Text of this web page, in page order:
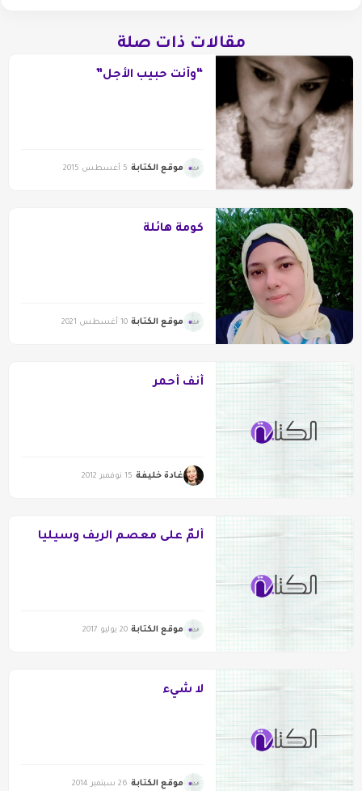
مقالات ذات صلة
“وأنت حبيب الأجل”
موقع الكتابة 5 أغسطس 2015
كومة هائلة
موقع الكتابة 10 أغسطس 2021
أنف أحمر
غادة خليفة 15 نوفمبر 2012
ألمٌ على معصم الريف وسيليا
موقع الكتابة 20 يوليو 2017
لا شيء
موقع الكتابة 26 سبتمبر 2014